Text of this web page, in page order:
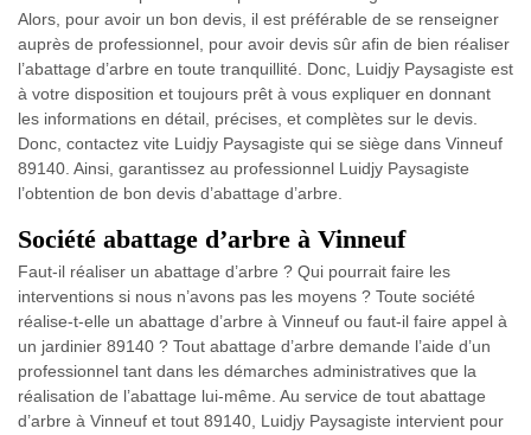
Alors, pour avoir un bon devis, il est préférable de se renseigner
auprès de professionnel, pour avoir devis sûr afin de bien réaliser
l’abattage d’arbre en toute tranquillité. Donc, Luidjy Paysagiste est
à votre disposition et toujours prêt à vous expliquer en donnant
les informations en détail, précises, et complètes sur le devis.
Donc, contactez vite Luidjy Paysagiste qui se siège dans Vinneuf
89140. Ainsi, garantissez au professionnel Luidjy Paysagiste
l’obtention de bon devis d’abattage d’arbre.
Société abattage d’arbre à Vinneuf
Faut-il réaliser un abattage d’arbre ? Qui pourrait faire les
interventions si nous n’avons pas les moyens ? Toute société
réalise-t-elle un abattage d’arbre à Vinneuf ou faut-il faire appel à
un jardinier 89140 ? Tout abattage d’arbre demande l’aide d’un
professionnel tant dans les démarches administratives que la
réalisation de l’abattage lui-même. Au service de tout abattage
d’arbre à Vinneuf et tout 89140, Luidjy Paysagiste intervient pour